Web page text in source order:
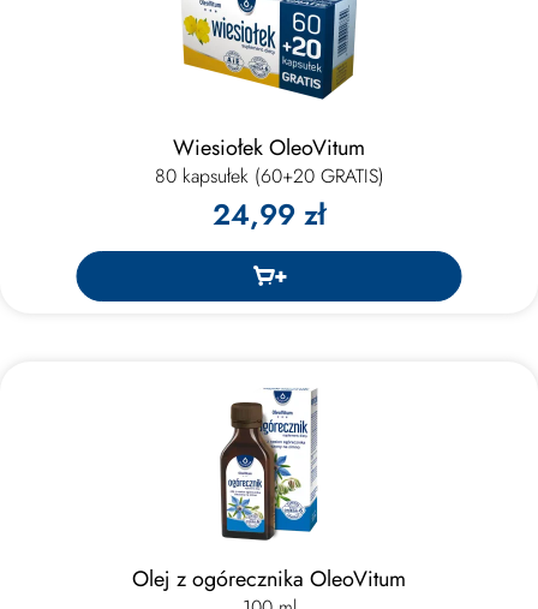
Wiesiołek OleoVitum
80 kapsułek (60+20 GRATIS)
24,99 zł
Olej z ogórecznika OleoVitum